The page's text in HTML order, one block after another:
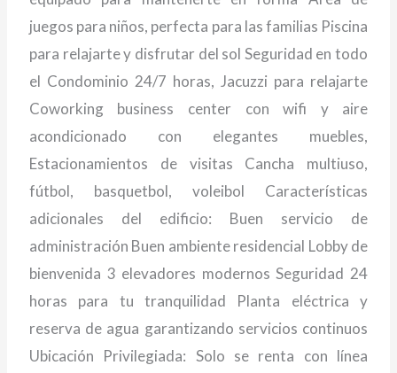
juegos para niños, perfecta para las familias Piscina
para relajarte y disfrutar del sol Seguridad en todo
el Condominio 24/7 horas, Jacuzzi para relajarte
Coworking business center con wifi y aire
acondicionado con elegantes muebles,
Estacionamientos de visitas Cancha multiuso,
fútbol, basquetbol, voleibol Características
adicionales del edificio: Buen servicio de
administración Buen ambiente residencial Lobby de
bienvenida 3 elevadores modernos Seguridad 24
horas para tu tranquilidad Planta eléctrica y
reserva de agua garantizando servicios continuos
Ubicación Privilegiada: Solo se renta con línea